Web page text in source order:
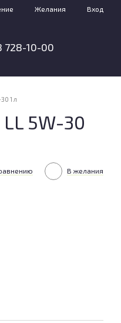
Желания Вход
728-10-00
1 л
5W-30
В желания